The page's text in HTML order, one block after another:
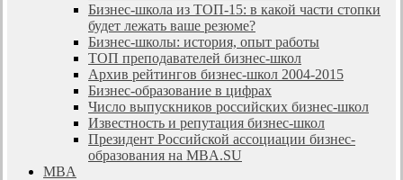
Бизнес-школа из ТОП-15: в какой части стопки
будет лежать ваше резюме?
Бизнес-школы: история, опыт работы
ТОП преподавателей бизнес-школ
Архив рейтингов бизнес-школ 2004-2015
Бизнес-образование в цифрах
Число выпускников российских бизнес-школ
Известность и репутация бизнес-школ
Президент Российской ассоциации бизнес-
образования на MBA.SU
MBA